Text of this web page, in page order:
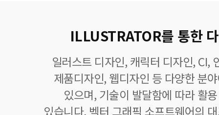
ILLUSTRATOR를 통한
일러스트 디자인, 캐릭터 디자인, CI,
제품디자인, 웹디자인 등 다양한 분
있으며, 기술이 발달함에 따라 활
있습니다. 벡터 그래픽 소프트웨어의